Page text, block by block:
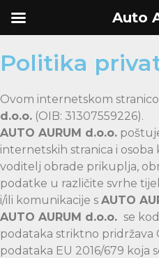
Politika
Ovom internetskom
d.o.o. (OIB: 31307559226).
AUTO AURUM d.o.o.
internetskih stranica i
voditelj obrade prikuplja,
podatke u različite svrhe
i/ili komunikacije s AUTO
AUTO AURUM d.o.o. se
podataka striktno pridržava
podataka EU 2016/679 koja
Auto